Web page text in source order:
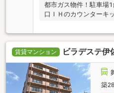
都市ガス物件！駐車場
口ＩＨのカウンターキ
賃貸マンション ビラデステ伊
築